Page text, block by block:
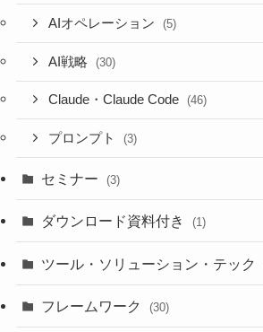
AIオペレーション (5)
AI戦略 (30)
Claude・Claude Code (46)
プロンプト (3)
セミナー (3)
ダウンロード資料付き (1)
ツール・ソリューション・テック
フレームワーク (30)